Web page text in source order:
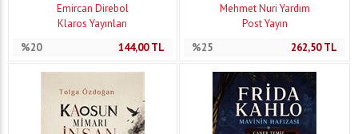
Emircan Direbol
Klaros Yayınları
%20
144,00TL
Mehmet Nuri Yardım
Post Yayın
%25
262,50TL